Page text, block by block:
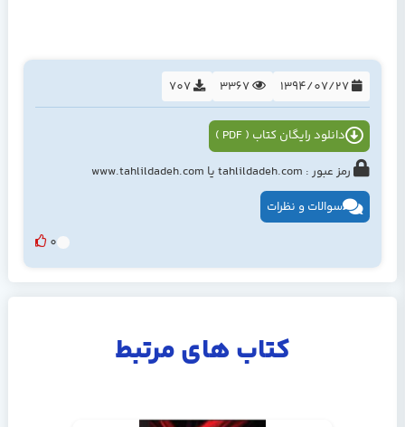
1394/07/27
3367
707
دانلود رایگان کتاب ( PDF )
رمز عبور : tahlildadeh.com یا www.tahlildadeh.com
سوالات و نظرات
0
کتاب های مرتبط